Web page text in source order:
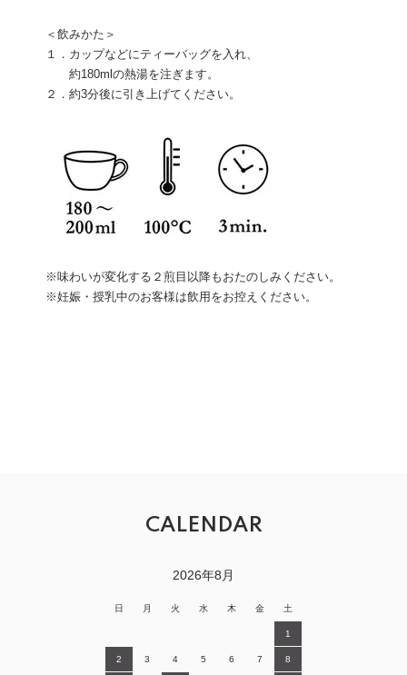
＜飲みかた＞
１．カップなどにティーバッグを入れ、
約180mlの熱湯を注ぎます。
２．約3分後に引き上げてください。
※味わいが変化する２煎目以降もおたのしみください。
※妊娠・授乳中のお客様は飲用をお控えください。
CALENDAR
2026年8月
日 月 火 水 木 金 土
1
2 3 4 5 6 7 8